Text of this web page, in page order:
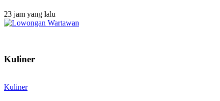
23 jam yang lalu
Kuliner
Kuliner